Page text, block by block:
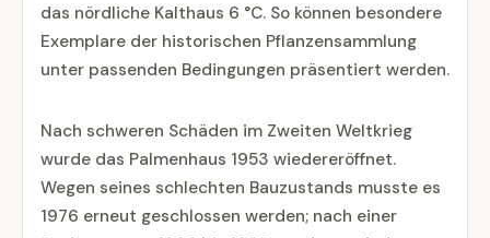
das nördliche Kalthaus 6 °C. So können besondere
Exemplare der historischen Pflanzensammlung
unter passenden Bedingungen präsentiert werden.
Nach schweren Schäden im Zweiten Weltkrieg
wurde das Palmenhaus 1953 wiedereröffnet.
Wegen seines schlechten Bauzustands musste es
1976 erneut geschlossen werden; nach einer